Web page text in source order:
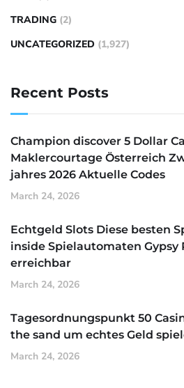
TRADING (2)
UNCATEGORIZED (1,927)
Recent Posts
Champion discover 5 Dollar
Maklercourtage Österreich
jahres 2026 Aktuelle Codes
March 24, 2026
Echtgeld Slots Diese besten
inside Spielautomaten Gypsy
erreichbar
March 24, 2026
Tagesordnungspunkt 50
the sand um echtes Geld
March 24, 2026